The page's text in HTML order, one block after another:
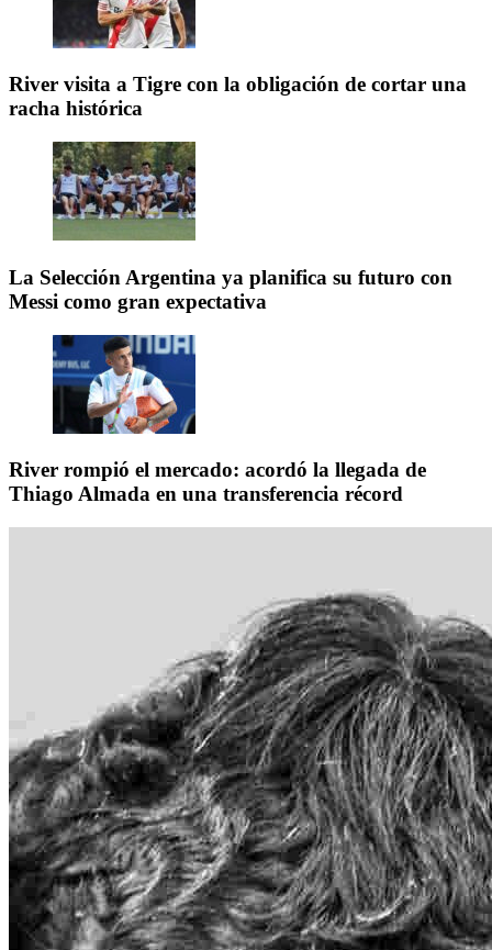
River visita a Tigre con la obligación de cortar una
racha histórica
La Selección Argentina ya planifica su futuro con
Messi como gran expectativa
River rompió el mercado: acordó la llegada de
Thiago Almada en una transferencia récord